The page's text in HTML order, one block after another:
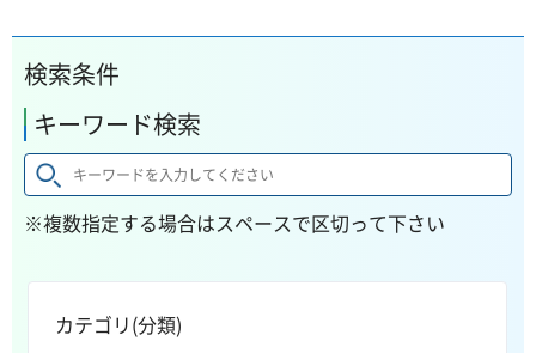
検索条件
キーワード検索
※複数指定する場合はスペースで区切って下さい
カテゴリ(分類)